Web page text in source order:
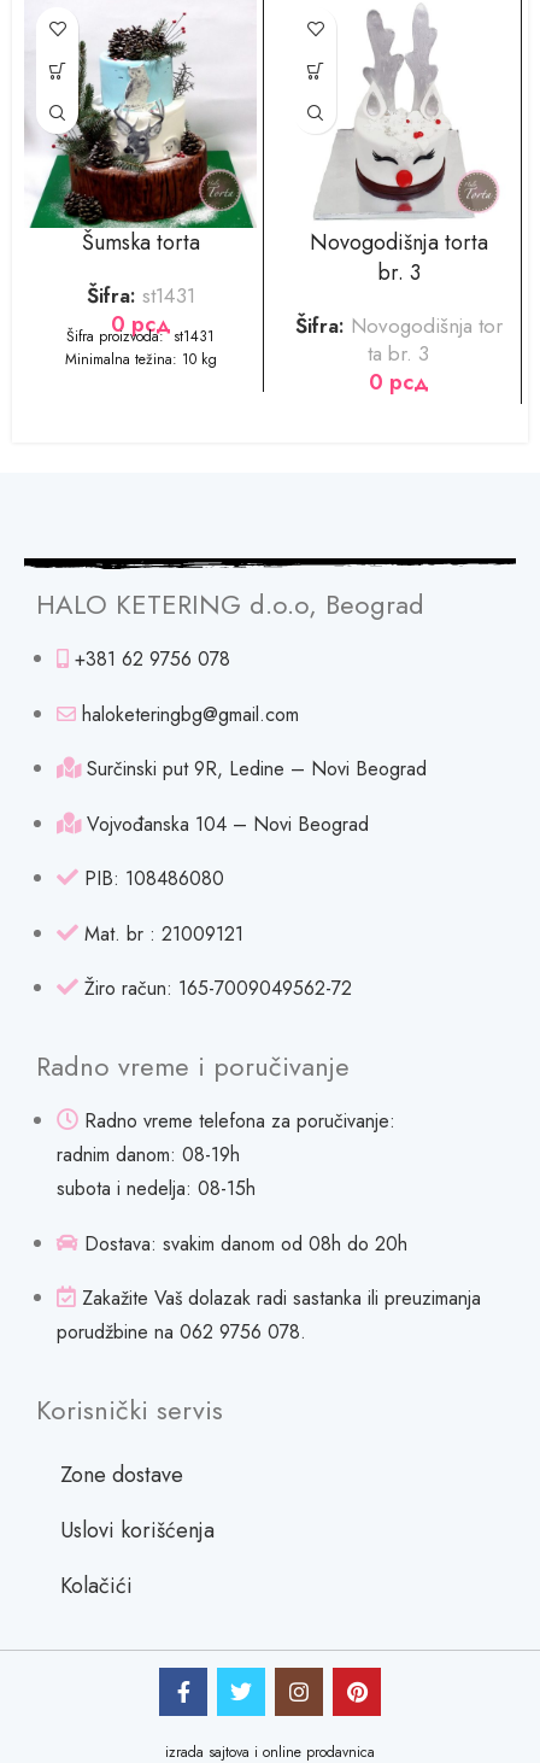
Šumska torta
Šifra: st1431
0 рсд
Šifra proizvoda: st1431
Minimalna težina: 10 kg
Novogodišnja torta
br. 3
Šifra: Novogodišnja tor
ta br. 3
0 рсд
HALO KETERING d.o.o, Beograd
+381 62 9756 078
haloketeringbg@gmail.com
Surčinski put 9R, Ledine – Novi Beograd
Vojvođanska 104 – Novi Beograd
PIB: 108486080
Mat. br : 21009121
Žiro račun: 165-7009049562-72
Radno vreme i poručivanje
Radno vreme telefona za poručivanje:
radnim danom: 08-19h
subota i nedelja: 08-15h
Dostava: svakim danom od 08h do 20h
Zakažite Vaš dolazak radi sastanka ili preuzimanja
porudžbine na 062 9756 078.
Korisnički servis
Zone dostave
Uslovi korišćenja
Kolačići
izrada sajtova i online prodavnica